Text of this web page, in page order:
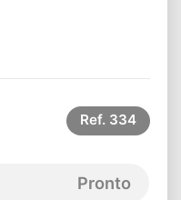
Ref. 334
Pronto